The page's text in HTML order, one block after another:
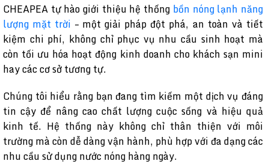
CHEAPEA tự hào giới thiệu hệ thống bồn nóng lạnh năng
lượng mặt trời – một giải pháp đột phá, an toàn và tiết
kiệm chi phí, không chỉ phục vụ nhu cầu sinh hoạt mà
còn tối ưu hóa hoạt động kinh doanh cho khách sạn mini
hay các cơ sở tương tự.
Chúng tôi hiểu rằng bạn đang tìm kiếm một dịch vụ đáng
tin cậy để nâng cao chất lượng cuộc sống và hiệu quả
kinh tế. Hệ thống này không chỉ thân thiện với môi
trường mà còn dễ dàng vận hành, phù hợp với đa dạng các
nhu cầu sử dụng nước nóng hàng ngày.